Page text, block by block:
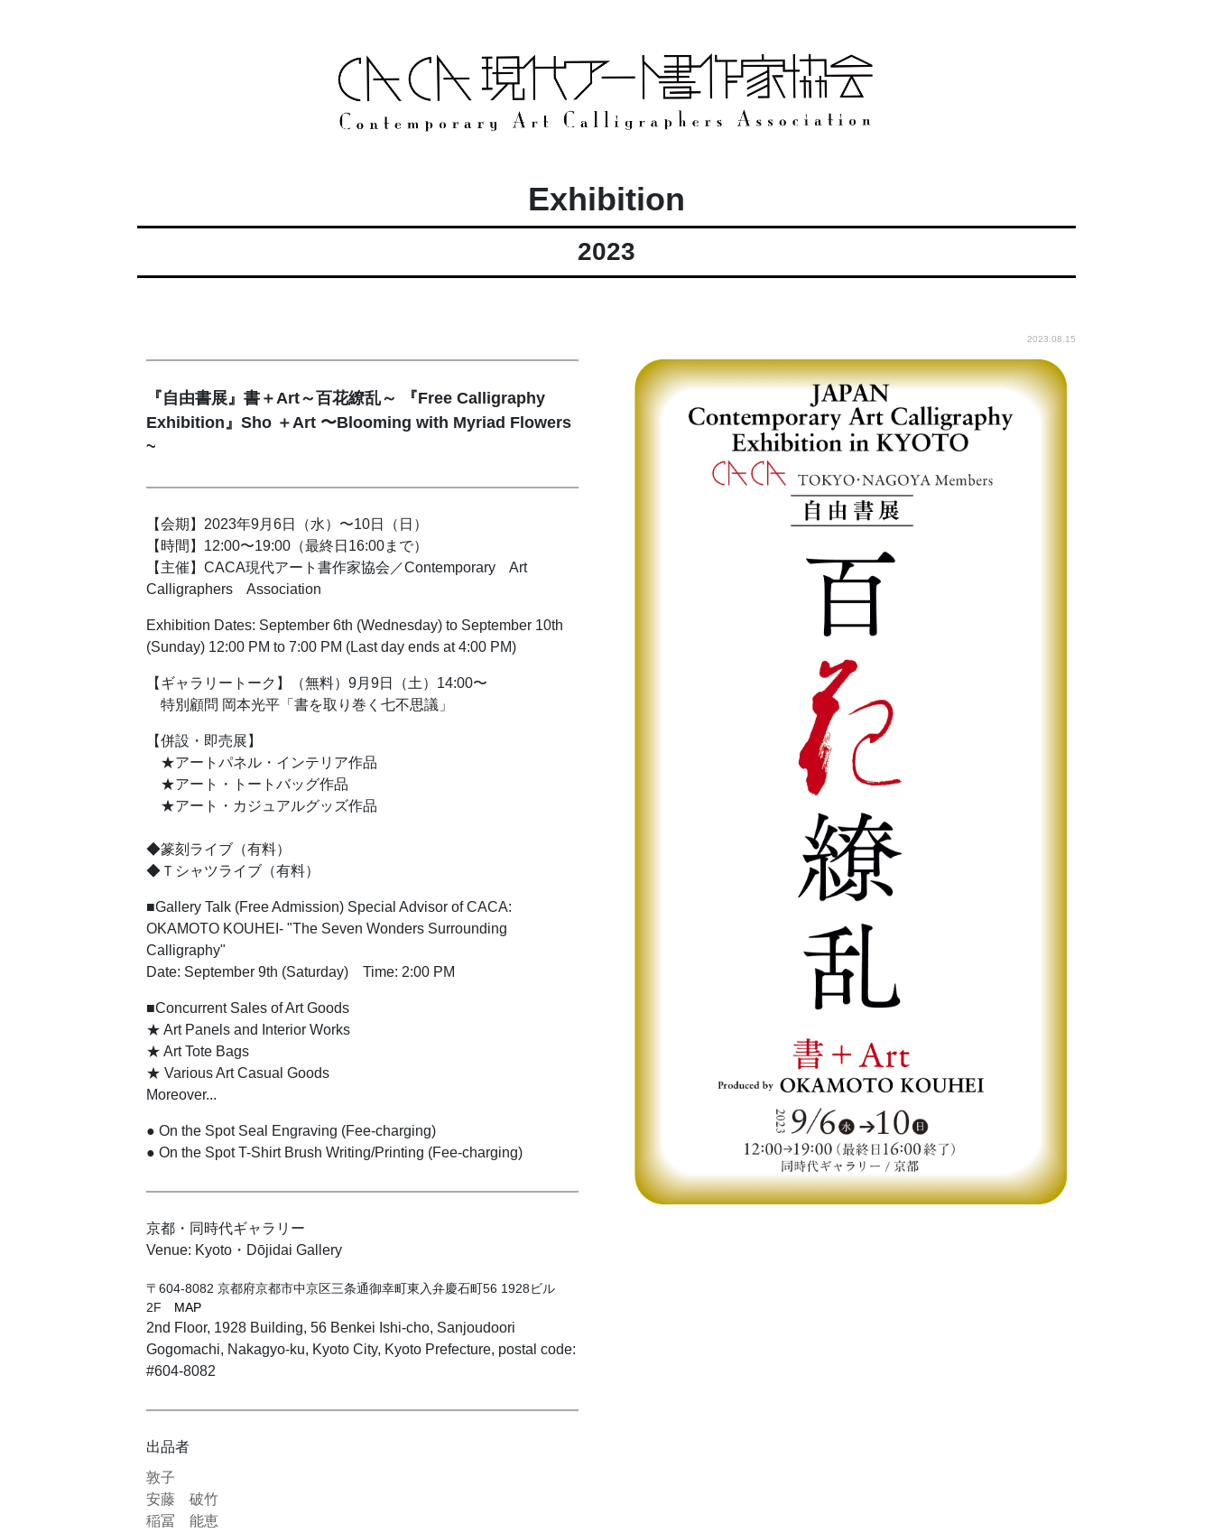
Exhibition
2023
2023.08.15
『自由書展』書＋Art～百花繚乱～ 『Free Calligraphy
Exhibition』Sho ＋Art 〜Blooming with Myriad Flowers
~
【会期】2023年9月6日（水）〜10日（日）
【時間】12:00〜19:00（最終日16:00まで）
【主催】CACA現代アート書作家協会／Contemporary Art
Calligraphers Association
Exhibition Dates: September 6th (Wednesday) to September 10th
(Sunday) 12:00 PM to 7:00 PM (Last day ends at 4:00 PM)
【ギャラリートーク】（無料）9月9日（土）14:00〜
特別顧問 岡本光平「書を取り巻く七不思議」
【併設・即売展】
★アートパネル・インテリア作品
★アート・トートバッグ作品
★アート・カジュアルグッズ作品
◆篆刻ライブ（有料）
◆Ｔシャツライブ（有料）
■Gallery Talk (Free Admission) Special Advisor of CACA:
OKAMOTO KOUHEI- "The Seven Wonders Surrounding
Calligraphy"
Date: September 9th (Saturday) Time: 2:00 PM
■Concurrent Sales of Art Goods
★ Art Panels and Interior Works
★ Art Tote Bags
★ Various Art Casual Goods
Moreover...
● On the Spot Seal Engraving (Fee-charging)
● On the Spot T-Shirt Brush Writing/Printing (Fee-charging)
京都・同時代ギャラリー
Venue: Kyoto・Dōjidai Gallery
〒604-8082 京都府京都市中京区三条通御幸町東入弁慶石町56 1928ビル
2F MAP
2nd Floor, 1928 Building, 56 Benkei Ishi-cho, Sanjoudoori
Gogomachi, Nakagyo-ku, Kyoto City, Kyoto Prefecture, postal code:
#604-8082
出品者
敦子
安藤 破竹
稲冨 能恵